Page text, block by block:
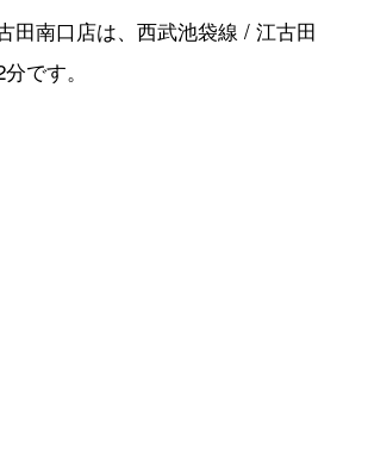
田南口店は、西武池袋線 / 江古田
です。